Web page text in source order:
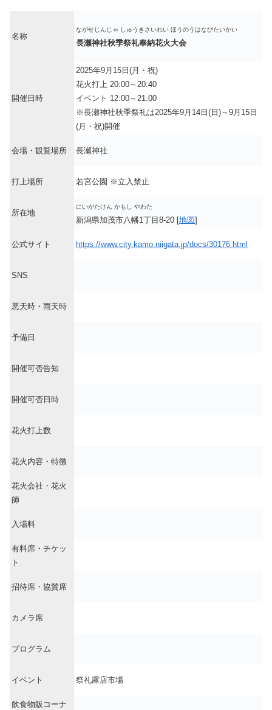
名称
ながせじんじゃ しゅうきさいれい ほうのうはなびたいかい
長瀬神社秋季祭礼奉納花火大会
開催日時
2025年9月15日(月・祝)
花火打上 20:00～20:40
イベント 12:00～21:00
※長瀬神社秋季祭礼は2025年9月14日(日)～9月15日
(月・祝)開催
会場・観覧場所 長瀬神社
打上場所 若宮公園 ※立入禁止
所在地
にいがたけん かもし やわた
新潟県加茂市八幡1丁目8-20 [地図]
公式サイト https://www.city.kamo.niigata.jp/docs/30176.html
SNS
悪天時・雨天時
予備日
開催可否告知
開催可否日時
花火打上数
花火内容・特徴
花火会社・花火
師
入場料
有料席・チケッ
ト
招待席・協賛席
カメラ席
プログラム
イベント 祭礼露店市場
飲食物販コーナ